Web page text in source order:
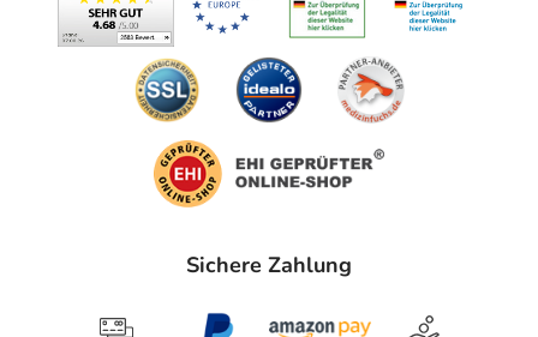
Sichere Zahlung